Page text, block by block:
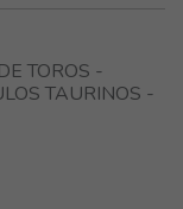
TOROS -
TAURINOS -